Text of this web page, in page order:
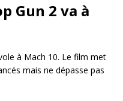
Gun 2 va à
à Mach 10. Le film met
mais ne dépasse pas